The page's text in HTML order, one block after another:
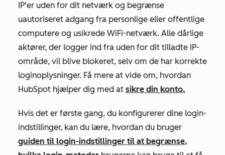
IP'er uden for dit netværk og begrænse
uautoriseret adgang fra personlige eller offentlige
computere og usikrede WiFi-netværk. Alle dårlige
aktører, der logger ind fra uden for dit tilladte IP-
område, vil blive blokeret, selv om de har korrekte
loginoplysninger. Få mere at vide om, hvordan
HubSpot hjælper dig med at sikre din konto.
Hvis det er første gang, du konfigurerer dine login-
indstillinger, kan du lære, hvordan du bruger
guiden til login-indstillinger til at begrænse,